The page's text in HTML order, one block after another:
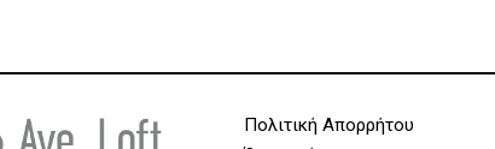
Πολιτική Απορρήτου